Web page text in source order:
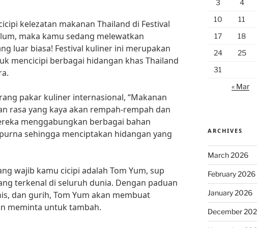
kelezatan makanan Thailand di Festival
maka kamu sedang melewatkan
luar biasa! Festival kuliner ini merupakan
mencicipi berbagai hidangan khas Thailand
pakar kuliner internasional, “Makanan
rasa yang kaya akan rempah-rempah dan
menggabungkan berbagai bahan
sehingga menciptakan hidangan yang
wajib kamu cicipi adalah Tom Yum, sup
terkenal di seluruh dunia. Dengan paduan
dan gurih, Tom Yum akan membuat
meminta untuk tambah.
3 4
10
11
17
18
24
25
31
« Mar
ARCHIVES
March 2026
February 2026
January 2026
December